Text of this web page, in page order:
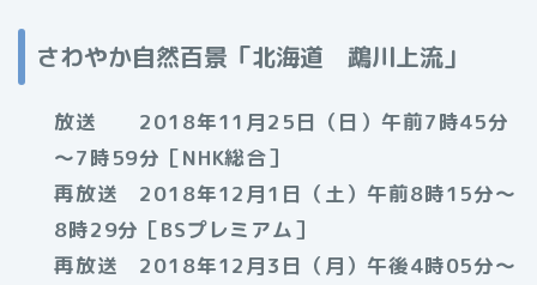
さわやか自然百景「北海道 鵡川上流」
放送 2018年11月25日（日）午前7時45分
～7時59分［NHK総合］
再放送 2018年12月1日（土）午前8時15分～
8時29分［BSプレミアム］
再放送 2018年12月3日（月）午後4時05分～